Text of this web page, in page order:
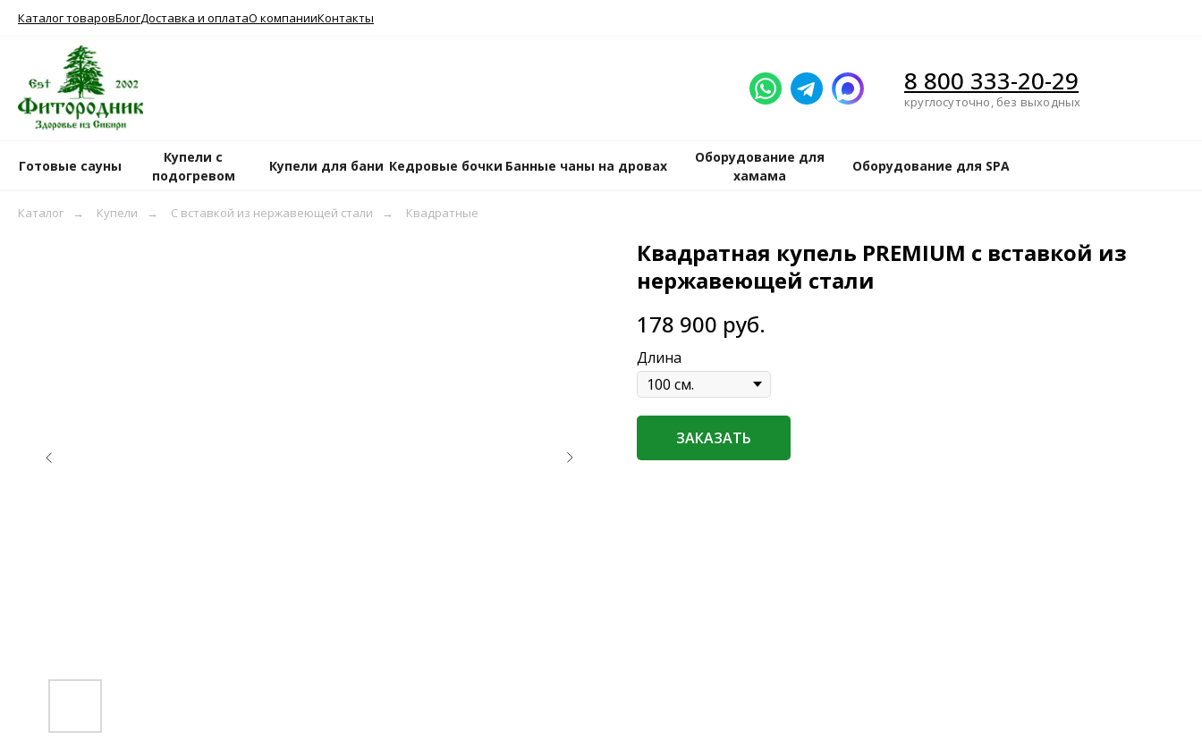
Каталог товаровБлогДоставка и оплатаО компанииКонтакты
8 800 333-20-29
круглосуточно, без выходных
Готовые сауны
Купели с
подогревом
Купели для бани Кедровые бочки Банные чаны на дровах
Оборудование для
хамама
Оборудование для SPA
Каталог → Купели → С вставкой из нержавеющей стали → Квадратные
Квадратная купель PREMIUM с вставкой из
нержавеющей стали
178 900 руб.
Длина
ЗАКАЗАТЬ